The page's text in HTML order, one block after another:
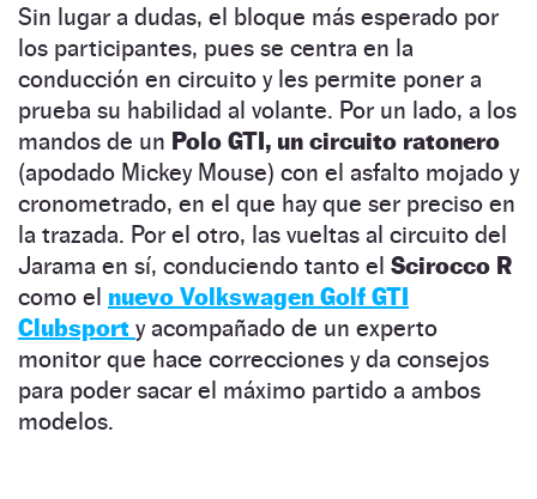
Sin lugar a dudas, el bloque más esperado por
los participantes, pues se centra en la
conducción en circuito y les permite poner a
prueba su habilidad al volante. Por un lado, a los
mandos de un Polo GTI, un circuito ratonero
(apodado Mickey Mouse) con el asfalto mojado y
cronometrado, en el que hay que ser preciso en
la trazada. Por el otro, las vueltas al circuito del
Jarama en sí, conduciendo tanto el Scirocco R
como el nuevo Volkswagen Golf GTI
Clubsport y acompañado de un experto
monitor que hace correcciones y da consejos
para poder sacar el máximo partido a ambos
modelos.